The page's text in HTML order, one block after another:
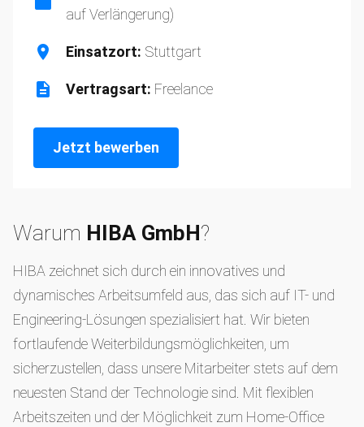
auf Verlängerung)
Einsatzort: Stuttgart
Vertragsart: Freelance
Jetzt bewerben
Warum HIBA GmbH?
HIBA zeichnet sich durch ein innovatives und
dynamisches Arbeitsumfeld aus, das sich auf IT- und
Engineering-Lösungen spezialisiert hat. Wir bieten
fortlaufende Weiterbildungsmöglichkeiten, um
sicherzustellen, dass unsere Mitarbeiter stets auf dem
neuesten Stand der Technologie sind. Mit flexiblen
Arbeitszeiten und der Möglichkeit zum Home-Office